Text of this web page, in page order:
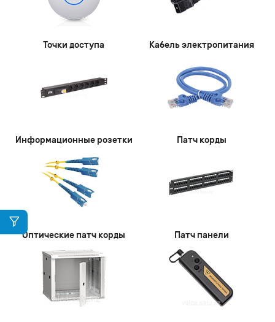
Точки доступа Кабель электропитания
Информационные розетки Патч корды
Оптические патч корды Патч панели